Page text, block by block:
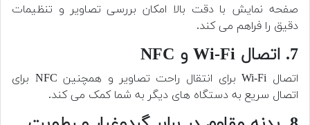
صفحه نمایش با دقت بالا امکان بررسی تصاویر و تنظیمات
دقیق را فراهم می کند.
7. اتصال Wi-Fi و NFC
اتصال Wi-Fi برای انتقال راحت تصاویر و همچنین NFC برای
اتصال سریع به دستگاه های دیگر به شما کمک می کند.